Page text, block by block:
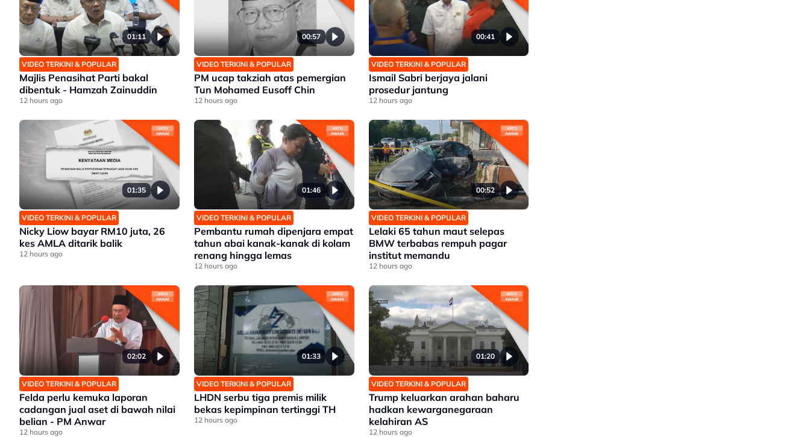
01:11
VIDEO TERKINI & POPULAR
Majlis Penasihat Parti bakal
dibentuk - Hamzah Zainuddin
12 hours ago
00:57
VIDEO TERKINI & POPULAR
PM ucap takziah atas pemergian
Tun Mohamed Eusoff Chin
12 hours ago
00:41
VIDEO TERKINI & POPULAR
Ismail Sabri berjaya jalani
prosedur jantung
12 hours ago
01:35
VIDEO TERKINI & POPULAR
Nicky Liow bayar RM10 juta, 26
kes AMLA ditarik balik
12 hours ago
01:46
VIDEO TERKINI & POPULAR
Pembantu rumah dipenjara empat
tahun abai kanak-kanak di kolam
renang hingga lemas
12 hours ago
00:52
VIDEO TERKINI & POPULAR
Lelaki 65 tahun maut selepas
BMW terbabas rempuh pagar
institut memandu
12 hours ago
02:02
VIDEO TERKINI & POPULAR
Felda perlu kemuka laporan
cadangan jual aset di bawah nilai
belian - PM Anwar
12 hours ago
01:33
VIDEO TERKINI & POPULAR
LHDN serbu tiga premis milik
bekas kepimpinan tertinggi TH
12 hours ago
01:20
VIDEO TERKINI & POPULAR
Trump keluarkan arahan baharu
hadkan kewarganegaraan
kelahiran AS
12 hours ago